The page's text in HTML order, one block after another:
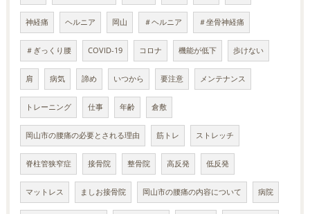
神経痛 ヘルニア 岡山 ＃ヘルニア ＃坐骨神経痛
＃ぎっくり腰 COVID-19 コロナ 機能が低下 歩けない
肩 病気 諦め いつから 要注意 メンテナンス
トレーニング 仕事 年齢 倉敷
岡山市の腰痛の必要とされる理由 筋トレ ストレッチ
脊柱管狭窄症 接骨院 整骨院 高反発 低反発
マットレス ましお接骨院 岡山市の腰痛の内容について 病院